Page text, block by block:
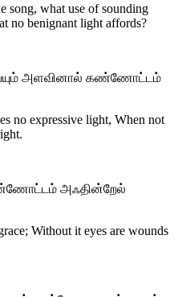
song, what use of sounding
no benignant light affords?
அளவினால் கண்ணோட்டம்
no expressive light, When not
அஃதின்றேல்
Without it eyes are wounds